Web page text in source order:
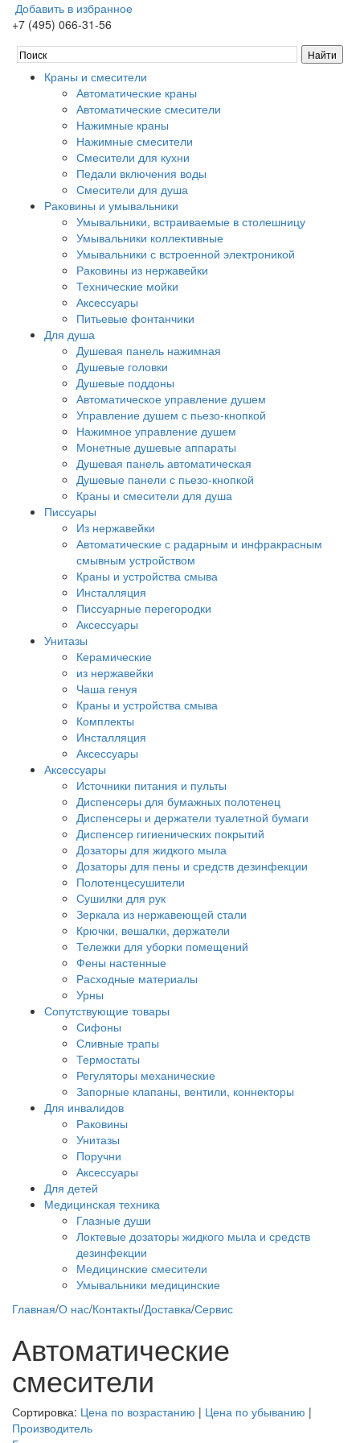
Добавить в избранное
+7 (495) 066-31-56
Краны и смесители
Автоматические краны
Автоматические смесители
Нажимные краны
Нажимные смесители
Смесители для кухни
Педали включения воды
Смесители для душа
Раковины и умывальники
Умывальники, встраиваемые в столешницу
Умывальники коллективные
Умывальники с встроенной электроникой
Раковины из нержавейки
Технические мойки
Аксессуары
Питьевые фонтанчики
Для душа
Душевая панель нажимная
Душевые головки
Душевые поддоны
Автоматическое управление душем
Управление душем с пьезо-кнопкой
Нажимное управление душем
Монетные душевые аппараты
Душевая панель автоматическая
Душевые панели с пьезо-кнопкой
Краны и смесители для душа
Писсуары
Из нержавейки
Автоматические с радарным и инфракрасным
смывным устройством
Краны и устройства смыва
Инсталляция
Писсуарные перегородки
Аксессуары
Унитазы
Керамические
из нержавейки
Чаша генуя
Краны и устройства смыва
Комплекты
Инсталляция
Аксессуары
Аксессуары
Источники питания и пульты
Диспенсеры для бумажных полотенец
Диспенсеры и держатели туалетной бумаги
Диспенсер гигиенических покрытий
Дозаторы для жидкого мыла
Дозаторы для пены и средств дезинфекции
Полотенцесушители
Сушилки для рук
Зеркала из нержавеющей стали
Крючки, вешалки, держатели
Тележки для уборки помещений
Фены настенные
Расходные материалы
Урны
Сопутствующие товары
Сифоны
Сливные трапы
Термостаты
Регуляторы механические
Запорные клапаны, вентили, коннекторы
Для инвалидов
Раковины
Унитазы
Поручни
Аксессуары
Для детей
Медицинская техника
Глазные души
Локтевые дозаторы жидкого мыла и средств
дезинфекции
Медицинские смесители
Умывальники медицинские
Главная/О нас/Контакты/Доставка/Сервис
Автоматические
смесители
Сортировка: Цена по возрастанию | Цена по убыванию |
Производитель